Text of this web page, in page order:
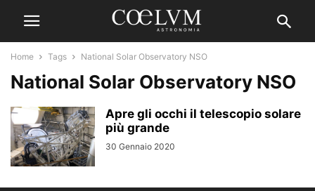
Home Tags National Solar Observatory NSO
National Solar Observatory NSO
Apre gli occhi il telescopio solare
più grande
30 Gennaio 2020